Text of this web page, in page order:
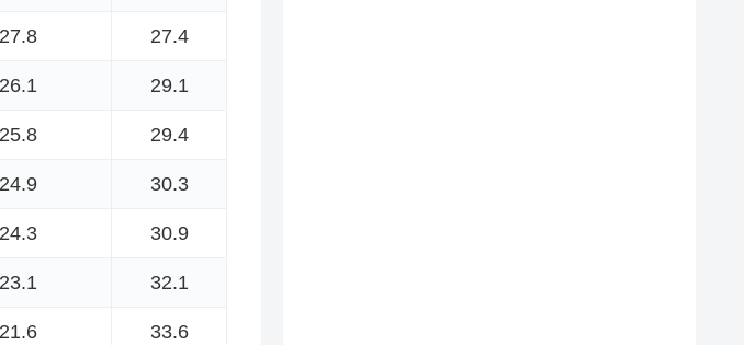
27.8 27.4
26.1 29.1
25.8 29.4
24.9 30.3
24.3 30.9
23.1 32.1
21.6 33.6